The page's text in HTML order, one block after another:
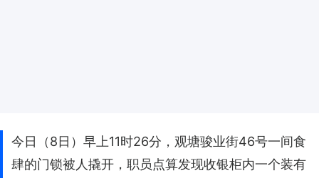
今日（8日）早上11时26分，观塘骏业街46号一间食
肆的门锁被人撬开，职员点算发现收银柜内一个装有